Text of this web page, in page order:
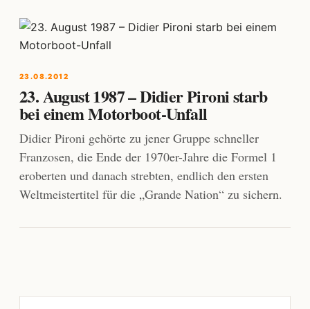
23.08.2012
23. August 1987 – Didier Pironi starb
bei einem Motorboot-Unfall
Didier Pironi gehörte zu jener Gruppe schneller
Franzosen, die Ende der 1970er-Jahre die Formel 1
eroberten und danach strebten, endlich den ersten
Weltmeistertitel für die „Grande Nation“ zu sichern.